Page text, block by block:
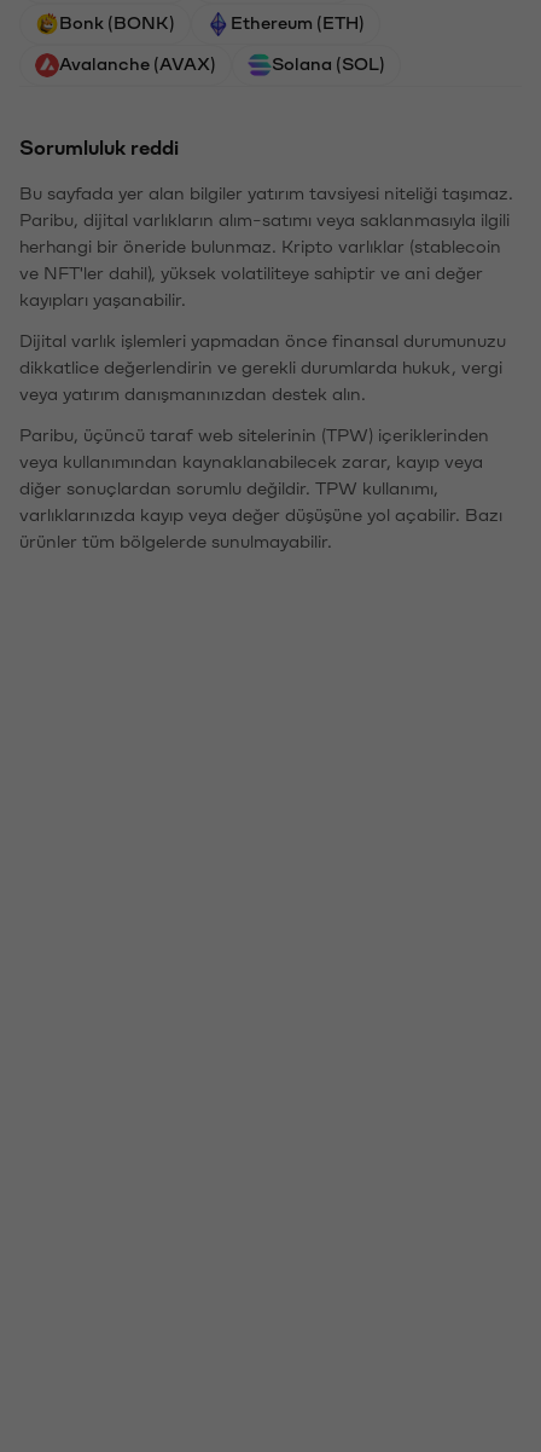
Bonk (BONK) Ethereum (ETH)
Avalanche (AVAX) Solana (SOL)
Sorumluluk reddi
Bu sayfada yer alan bilgiler yatırım tavsiyesi niteliği taşımaz.
Paribu, dijital varlıkların alım-satımı veya saklanmasıyla ilgili
herhangi bir öneride bulunmaz. Kripto varlıklar (stablecoin
ve NFT'ler dahil), yüksek volatiliteye sahiptir ve ani değer
kayıpları yaşanabilir.
Dijital varlık işlemleri yapmadan önce finansal durumunuzu
dikkatlice değerlendirin ve gerekli durumlarda hukuk, vergi
veya yatırım danışmanınızdan destek alın.
Paribu, üçüncü taraf web sitelerinin (TPW) içeriklerinden
veya kullanımından kaynaklanabilecek zarar, kayıp veya
diğer sonuçlardan sorumlu değildir. TPW kullanımı,
varlıklarınızda kayıp veya değer düşüşüne yol açabilir. Bazı
ürünler tüm bölgelerde sunulmayabilir.